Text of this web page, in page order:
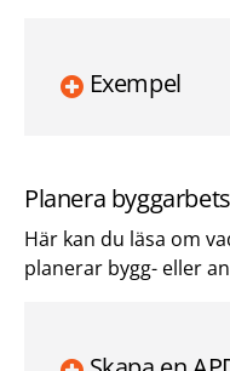
Exempel
Planera
Här kan du läsa om
planerar bygg- eller